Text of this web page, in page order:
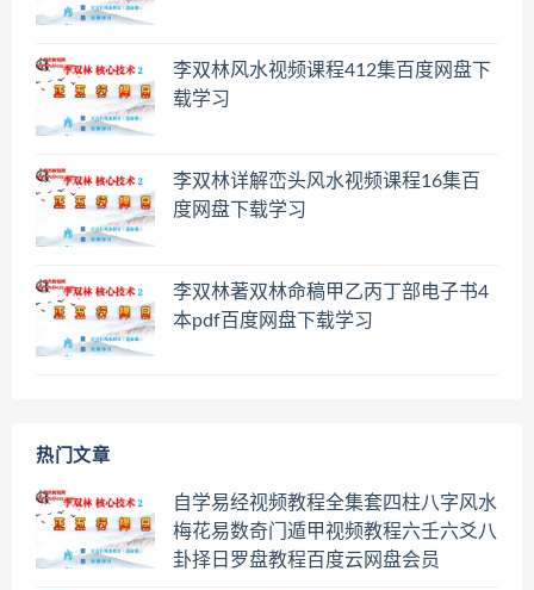
李双林风水视频课程412集百度网盘下
载学习
李双林详解峦头风水视频课程16集百
度网盘下载学习
李双林著双林命稿甲乙丙丁部电子书4
本pdf百度网盘下载学习
热门文章
自学易经视频教程全集套四柱八字风水
梅花易数奇门遁甲视频教程六壬六爻八
卦择日罗盘教程百度云网盘会员